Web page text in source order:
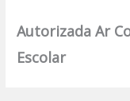
Autorizada Ar
Escolar